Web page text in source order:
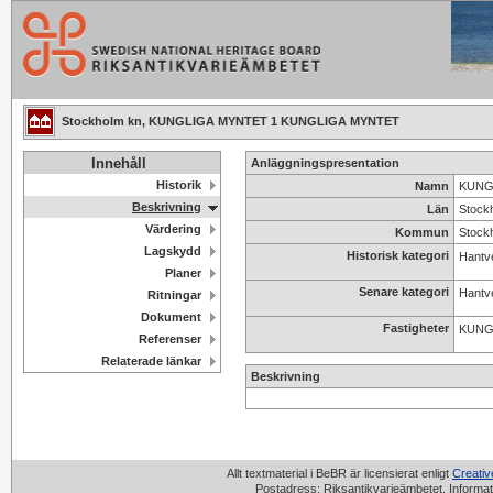
Stockholm kn, KUNGLIGA MYNTET 1 KUNGLIGA MYNTET
Innehåll
Historik
Beskrivning
Värdering
Lagskydd
Planer
Ritningar
Dokument
Referenser
Relaterade länkar
Anläggningspresentation
Namn
Län
Kommun
Historisk kategori
Senare kategori
Fastigheter
Beskrivning
Allt textmaterial i BeBR är licensierat enligt
Postadress: Riksantikvarieämbetet,